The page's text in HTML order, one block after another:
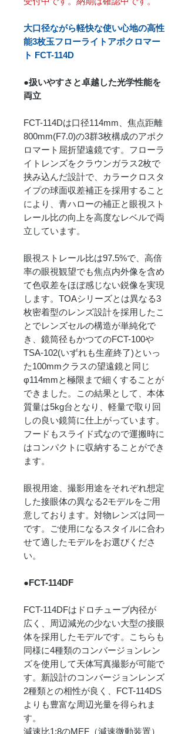
大口径ながら軽快な使い心地の高性
能3枚玉フローライトアポクロマー
ト FCT-114D
●扱いやすさと卓越した光学性能を
両立
FCT-114Dは口径114mm、焦点距離
800mm(F7.0)の3群3枚構成のアポク
ロマート屈折望遠鏡です。フローラ
イトレンズをクラウンガラス2枚で
挟み込んだ設計で、カラークロスタ
イプの球面収差補正を採用すること
により、青ハローの補正と眼視スト
レール比の向上を高度なレベルで両
立しています。
眼視ストレール比は97.5%で、高倍
率の眼視観望でも焦点内外像を含め
て色収差をほぼ感じない鋭像を実現
します。TOAシリーズとは異なる3
枚密着型のレンズ設計を採用したこ
とでレンズセルの構造が単純化で
き、鏡筒径もかつてのFCT-100や
TSA-102(いずれも生産終了)といっ
た100mmクラスの望遠鏡と同じ
φ114mmと極限まで細くすることが
できました。この結果として、本体
質量は5kg台となり、軽量で取り回
しの良い鏡筒に仕上がっています。
フードもスライド式なので運搬時に
はコンパクトに収納することができ
ます。
眼視用途、撮影用途をそれぞれ想定
した接眼体の異なる2モデルをご用
意しております。対物レンズは同一
です。ご使用になるスタイルに合わ
せて適したモデルをお選びくださ
い。
●FCT-114DF
FCT-114DFはドロチューブ内径が
広く、周辺減光の少ない大型の接眼
体を採用したモデルです。こちらも
同様に4種類のコンバージョンレン
ズを使用して天体写真撮影が可能で
す。新設計のコンバージョンレンズ
2種類との相性が良く、FCT-114DS
よりも豊富な周辺光量を得られま
す。
減速比1:8のMEF（減速微動装置）